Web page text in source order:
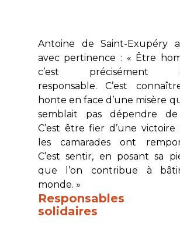
Antoine de Saint-Exupéry
avec pertinence : « Être
c’est précisément
responsable. C’est
honte en face d’une misère
semblait pas dépendre de
C’est être fier d’une victoire
les camarades ont
C’est sentir, en posant sa
que l’on contribue à
monde. »
Responsables
solidaires